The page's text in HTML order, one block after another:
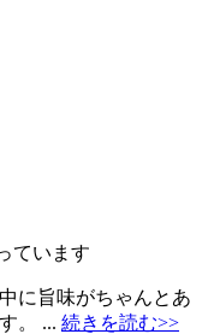
ています
に旨味がちゃんとあ
。 ... 続きを読む>>